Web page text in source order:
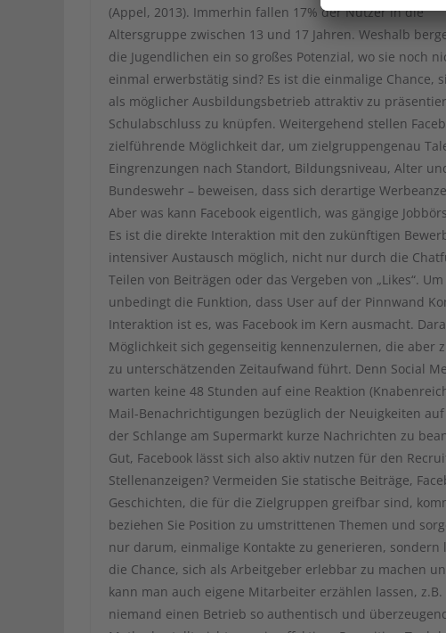
(Appel, 2013). Immerhin fallen 17% der Nutzer in die
Altersgruppe zwischen 13 und 17 Jahren. Weshalb
die Jugendlichen ein so großes Potenzial, wo sie noch
einmal erwerbstätig sind? Es ist die einmalige Chance,
als möglicher Ausbildungsbetrieb attraktiv zu
Schulabschluss zu knüpfen. Weitergehend stellen
zielführende Möglichkeit dar, um zielgruppengenau
Eingrenzungen nach Standort, Bildungsniveau, Alter
Bundeswehr – beweisen, dass sich derartige
Aber was kann Facebook eigentlich, was gängige
Es ist die direkte Interaktion mit den zukünftigen
intensiver Austausch möglich, nicht nur durch die
Teilen von Beiträgen oder das Vergeben von „Likes“.
unbedingt die Funktion, dass User auf der Pinnwand
Interaktion ist es, was Facebook im Kern ausmacht.
Möglichkeit sich gegenseitig kennenzulernen, die aber
zu unterschätzenden Zeitaufwand führt. Denn Social
warten keine 48 Stunden auf eine Reaktion
Mail-Benachrichtigungen bezüglich der Neuigkeiten
der Schlange am Supermarkt kurze Nachrichten zu
Gut, Facebook lässt sich also aktiv nutzen für den
Stellenanzeigen? Vermeiden Sie statische Beiträge,
Geschichten, die für die Zielgruppen greifbar sind,
beziehen Sie Position zu umstrittenen Themen und
nur darum, einmalige Kontakte zu generieren,
die Chance, sich als Arbeitgeber erlebbar zu machen
kann man auch eigene Mitarbeiter erzählen lassen,
niemand einen Betrieb so authentisch und